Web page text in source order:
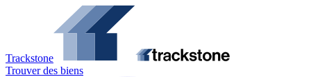
Trackstone
Trouver des biens